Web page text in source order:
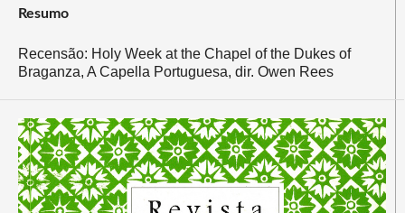
Resumo
Recensão: Holy Week at the Chapel of the Dukes of
Braganza, A Capella Portuguesa, dir. Owen Rees